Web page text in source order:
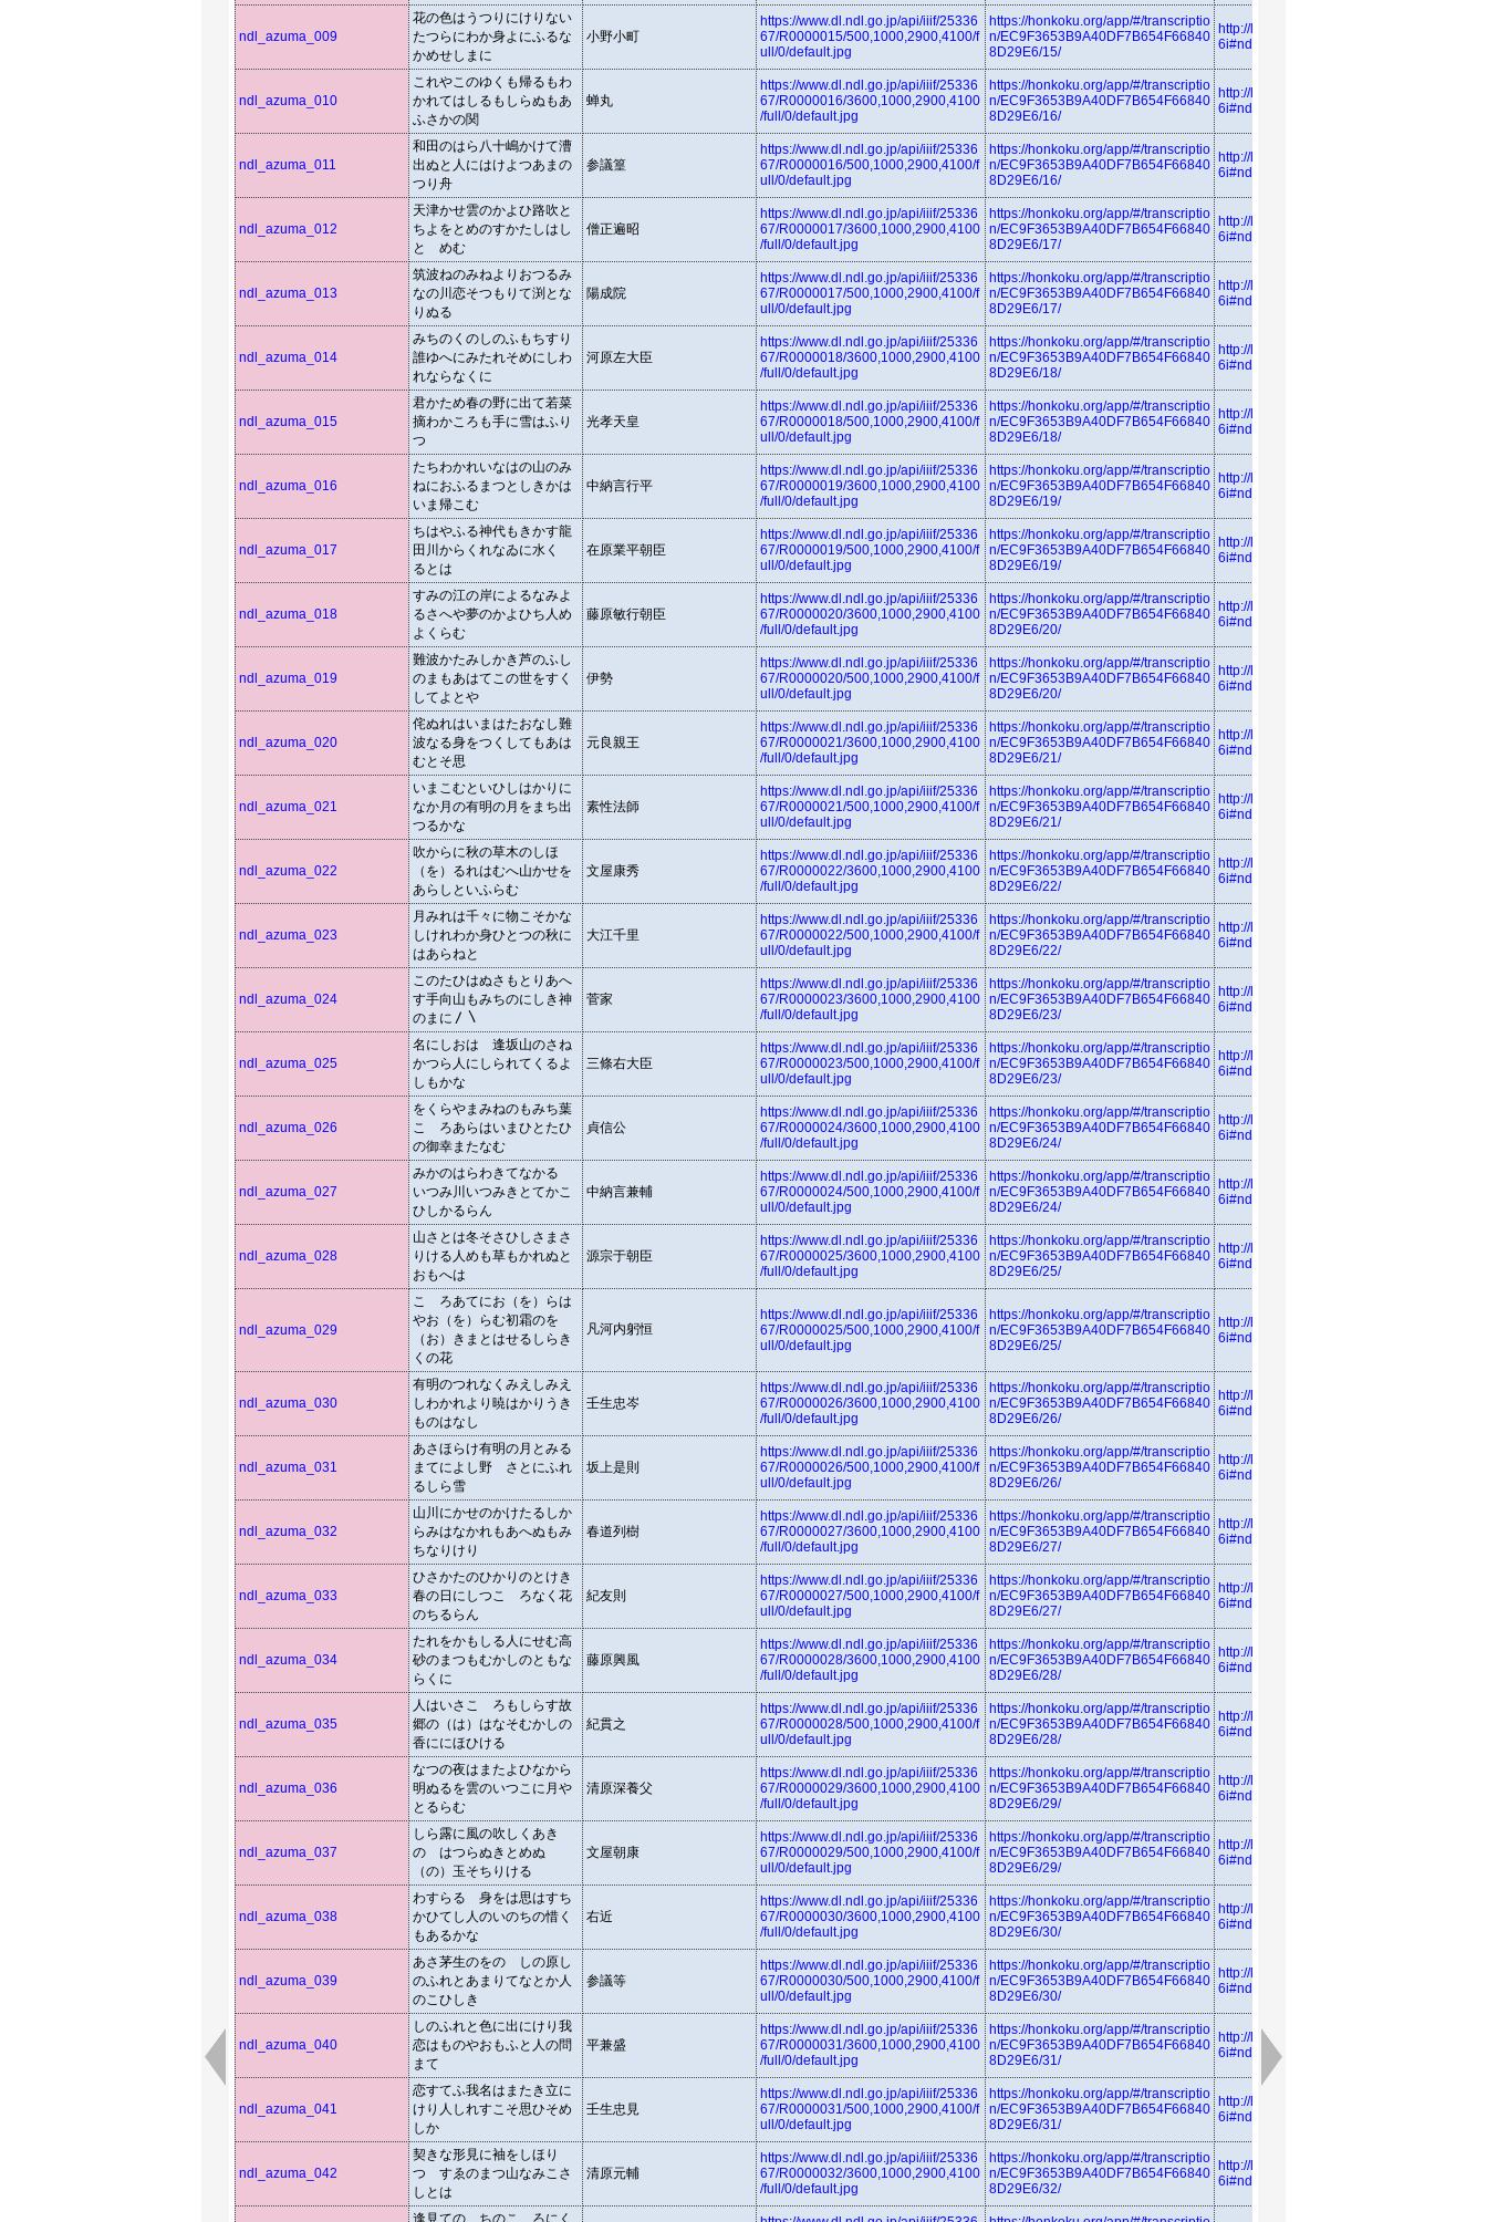
ndl_azuma_009
花の色はうつりにけりない
たつらにわか身よにふるな
かめせしまに
小野小町
https://www.dl.ndl.go.jp/api/iiif/25336
67/R0000015/500,1000,2900,4100/f
ull/0/default.jpg
https://honkoku.org/app/#/transcriptio
n/EC9F3653B9A40DF7B654F66840
8D29E6/15/
http://linkdata.org/resource/rdf1s683
6i#ndl_azuma
ndl_azuma_010
これやこのゆくも帰るもわ
かれてはしるもしらぬもあ
ふさかの関
蝉丸
https://www.dl.ndl.go.jp/api/iiif/25336
67/R0000016/3600,1000,2900,4100
/full/0/default.jpg
https://honkoku.org/app/#/transcriptio
n/EC9F3653B9A40DF7B654F66840
8D29E6/16/
http://linkdata.org/resource/rdf1s683
6i#ndl_azuma
ndl_azuma_011
和田のはら八十嶋かけて漕
出ぬと人にはけよつあまの
つり舟
参議篁
https://www.dl.ndl.go.jp/api/iiif/25336
67/R0000016/500,1000,2900,4100/f
ull/0/default.jpg
https://honkoku.org/app/#/transcriptio
n/EC9F3653B9A40DF7B654F66840
8D29E6/16/
http://linkdata.org/resource/rdf1s683
6i#ndl_azuma
ndl_azuma_012
天津かせ雲のかよひ路吹と
ちよをとめのすかたしはし
とゝめむ
僧正遍昭
https://www.dl.ndl.go.jp/api/iiif/25336
67/R0000017/3600,1000,2900,4100
/full/0/default.jpg
https://honkoku.org/app/#/transcriptio
n/EC9F3653B9A40DF7B654F66840
8D29E6/17/
http://linkdata.org/resource/rdf1s683
6i#ndl_azuma
ndl_azuma_013
筑波ねのみねよりおつるみ
なの川恋そつもりて渕とな
りぬる
陽成院
https://www.dl.ndl.go.jp/api/iiif/25336
67/R0000017/500,1000,2900,4100/f
ull/0/default.jpg
https://honkoku.org/app/#/transcriptio
n/EC9F3653B9A40DF7B654F66840
8D29E6/17/
http://linkdata.org/resource/rdf1s683
6i#ndl_azuma
ndl_azuma_014
みちのくのしのふもちすり
誰ゆへにみたれそめにしわ
れならなくに
河原左大臣
https://www.dl.ndl.go.jp/api/iiif/25336
67/R0000018/3600,1000,2900,4100
/full/0/default.jpg
https://honkoku.org/app/#/transcriptio
n/EC9F3653B9A40DF7B654F66840
8D29E6/18/
http://linkdata.org/resource/rdf1s683
6i#ndl_azuma
ndl_azuma_015
君かため春の野に出て若菜
摘わかころも手に雪はふり
つゝ
光孝天皇
https://www.dl.ndl.go.jp/api/iiif/25336
67/R0000018/500,1000,2900,4100/f
ull/0/default.jpg
https://honkoku.org/app/#/transcriptio
n/EC9F3653B9A40DF7B654F66840
8D29E6/18/
http://linkdata.org/resource/rdf1s683
6i#ndl_azuma
ndl_azuma_016
たちわかれいなはの山のみ
ねにおふるまつとしきかは
いま帰こむ
中納言行平
https://www.dl.ndl.go.jp/api/iiif/25336
67/R0000019/3600,1000,2900,4100
/full/0/default.jpg
https://honkoku.org/app/#/transcriptio
n/EC9F3653B9A40DF7B654F66840
8D29E6/19/
http://linkdata.org/resource/rdf1s683
6i#ndl_azuma
ndl_azuma_017
ちはやふる神代もきかす龍
田川からくれなゐに水くゝ
るとは
在原業平朝臣
https://www.dl.ndl.go.jp/api/iiif/25336
67/R0000019/500,1000,2900,4100/f
ull/0/default.jpg
https://honkoku.org/app/#/transcriptio
n/EC9F3653B9A40DF7B654F66840
8D29E6/19/
http://linkdata.org/resource/rdf1s683
6i#ndl_azuma
ndl_azuma_018
すみの江の岸によるなみよ
るさへや夢のかよひち人め
よくらむ
藤原敏行朝臣
https://www.dl.ndl.go.jp/api/iiif/25336
67/R0000020/3600,1000,2900,4100
/full/0/default.jpg
https://honkoku.org/app/#/transcriptio
n/EC9F3653B9A40DF7B654F66840
8D29E6/20/
http://linkdata.org/resource/rdf1s683
6i#ndl_azuma
ndl_azuma_019
難波かたみしかき芦のふし
のまもあはてこの世をすく
してよとや
伊勢
https://www.dl.ndl.go.jp/api/iiif/25336
67/R0000020/500,1000,2900,4100/f
ull/0/default.jpg
https://honkoku.org/app/#/transcriptio
n/EC9F3653B9A40DF7B654F66840
8D29E6/20/
http://linkdata.org/resource/rdf1s683
6i#ndl_azuma
ndl_azuma_020
侘ぬれはいまはたおなし難
波なる身をつくしてもあは
むとそ思
元良親王
https://www.dl.ndl.go.jp/api/iiif/25336
67/R0000021/3600,1000,2900,4100
/full/0/default.jpg
https://honkoku.org/app/#/transcriptio
n/EC9F3653B9A40DF7B654F66840
8D29E6/21/
http://linkdata.org/resource/rdf1s683
6i#ndl_azuma
ndl_azuma_021
いまこむといひしはかりに
なか月の有明の月をまち出
つるかな
素性法師
https://www.dl.ndl.go.jp/api/iiif/25336
67/R0000021/500,1000,2900,4100/f
ull/0/default.jpg
https://honkoku.org/app/#/transcriptio
n/EC9F3653B9A40DF7B654F66840
8D29E6/21/
http://linkdata.org/resource/rdf1s683
6i#ndl_azuma
ndl_azuma_022
吹からに秋の草木のしほ
（を）るれはむへ山かせを
あらしといふらむ
文屋康秀
https://www.dl.ndl.go.jp/api/iiif/25336
67/R0000022/3600,1000,2900,4100
/full/0/default.jpg
https://honkoku.org/app/#/transcriptio
n/EC9F3653B9A40DF7B654F66840
8D29E6/22/
http://linkdata.org/resource/rdf1s683
6i#ndl_azuma
ndl_azuma_023
月みれは千々に物こそかな
しけれわか身ひとつの秋に
はあらねと
大江千里
https://www.dl.ndl.go.jp/api/iiif/25336
67/R0000022/500,1000,2900,4100/f
ull/0/default.jpg
https://honkoku.org/app/#/transcriptio
n/EC9F3653B9A40DF7B654F66840
8D29E6/22/
http://linkdata.org/resource/rdf1s683
6i#ndl_azuma
ndl_azuma_024
このたひはぬさもとりあへ
す手向山もみちのにしき神
のまに〳〵
菅家
https://www.dl.ndl.go.jp/api/iiif/25336
67/R0000023/3600,1000,2900,4100
/full/0/default.jpg
https://honkoku.org/app/#/transcriptio
n/EC9F3653B9A40DF7B654F66840
8D29E6/23/
http://linkdata.org/resource/rdf1s683
6i#ndl_azuma
ndl_azuma_025
名にしおはゝ逢坂山のさね
かつら人にしられてくるよ
しもかな
三條右大臣
https://www.dl.ndl.go.jp/api/iiif/25336
67/R0000023/500,1000,2900,4100/f
ull/0/default.jpg
https://honkoku.org/app/#/transcriptio
n/EC9F3653B9A40DF7B654F66840
8D29E6/23/
http://linkdata.org/resource/rdf1s683
6i#ndl_azuma
ndl_azuma_026
をくらやまみねのもみち葉
こゝろあらはいまひとたひ
の御幸またなむ
貞信公
https://www.dl.ndl.go.jp/api/iiif/25336
67/R0000024/3600,1000,2900,4100
/full/0/default.jpg
https://honkoku.org/app/#/transcriptio
n/EC9F3653B9A40DF7B654F66840
8D29E6/24/
http://linkdata.org/resource/rdf1s683
6i#ndl_azuma
ndl_azuma_027
みかのはらわきてなかるゝ
いつみ川いつみきとてかこ
ひしかるらん
中納言兼輔
https://www.dl.ndl.go.jp/api/iiif/25336
67/R0000024/500,1000,2900,4100/f
ull/0/default.jpg
https://honkoku.org/app/#/transcriptio
n/EC9F3653B9A40DF7B654F66840
8D29E6/24/
http://linkdata.org/resource/rdf1s683
6i#ndl_azuma
ndl_azuma_028
山さとは冬そさひしさまさ
りける人めも草もかれぬと
おもへは
源宗于朝臣
https://www.dl.ndl.go.jp/api/iiif/25336
67/R0000025/3600,1000,2900,4100
/full/0/default.jpg
https://honkoku.org/app/#/transcriptio
n/EC9F3653B9A40DF7B654F66840
8D29E6/25/
http://linkdata.org/resource/rdf1s683
6i#ndl_azuma
ndl_azuma_029
こゝろあてにお（を）らは
やお（を）らむ初霜のを
（お）きまとはせるしらき
くの花
凡河内躬恒
https://www.dl.ndl.go.jp/api/iiif/25336
67/R0000025/500,1000,2900,4100/f
ull/0/default.jpg
https://honkoku.org/app/#/transcriptio
n/EC9F3653B9A40DF7B654F66840
8D29E6/25/
http://linkdata.org/resource/rdf1s683
6i#ndl_azuma
ndl_azuma_030
有明のつれなくみえしみえ
しわかれより暁はかりうき
ものはなし
壬生忠岑
https://www.dl.ndl.go.jp/api/iiif/25336
67/R0000026/3600,1000,2900,4100
/full/0/default.jpg
https://honkoku.org/app/#/transcriptio
n/EC9F3653B9A40DF7B654F66840
8D29E6/26/
http://linkdata.org/resource/rdf1s683
6i#ndl_azuma
ndl_azuma_031
あさほらけ有明の月とみる
まてによし野ゝさとにふれ
るしら雪
坂上是則
https://www.dl.ndl.go.jp/api/iiif/25336
67/R0000026/500,1000,2900,4100/f
ull/0/default.jpg
https://honkoku.org/app/#/transcriptio
n/EC9F3653B9A40DF7B654F66840
8D29E6/26/
http://linkdata.org/resource/rdf1s683
6i#ndl_azuma
ndl_azuma_032
山川にかせのかけたるしか
らみはなかれもあへぬもみ
ちなりけり
春道列樹
https://www.dl.ndl.go.jp/api/iiif/25336
67/R0000027/3600,1000,2900,4100
/full/0/default.jpg
https://honkoku.org/app/#/transcriptio
n/EC9F3653B9A40DF7B654F66840
8D29E6/27/
http://linkdata.org/resource/rdf1s683
6i#ndl_azuma
ndl_azuma_033
ひさかたのひかりのとけき
春の日にしつこゝろなく花
のちるらん
紀友則
https://www.dl.ndl.go.jp/api/iiif/25336
67/R0000027/500,1000,2900,4100/f
ull/0/default.jpg
https://honkoku.org/app/#/transcriptio
n/EC9F3653B9A40DF7B654F66840
8D29E6/27/
http://linkdata.org/resource/rdf1s683
6i#ndl_azuma
ndl_azuma_034
たれをかもしる人にせむ高
砂のまつもむかしのともな
らくに
藤原興風
https://www.dl.ndl.go.jp/api/iiif/25336
67/R0000028/3600,1000,2900,4100
/full/0/default.jpg
https://honkoku.org/app/#/transcriptio
n/EC9F3653B9A40DF7B654F66840
8D29E6/28/
http://linkdata.org/resource/rdf1s683
6i#ndl_azuma
ndl_azuma_035
人はいさこゝろもしらす故
郷の（は）はなそむかしの
香ににほひける
紀貫之
https://www.dl.ndl.go.jp/api/iiif/25336
67/R0000028/500,1000,2900,4100/f
ull/0/default.jpg
https://honkoku.org/app/#/transcriptio
n/EC9F3653B9A40DF7B654F66840
8D29E6/28/
http://linkdata.org/resource/rdf1s683
6i#ndl_azuma
ndl_azuma_036
なつの夜はまたよひなから
明ぬるを雲のいつこに月や
とるらむ
清原深養父
https://www.dl.ndl.go.jp/api/iiif/25336
67/R0000029/3600,1000,2900,4100
/full/0/default.jpg
https://honkoku.org/app/#/transcriptio
n/EC9F3653B9A40DF7B654F66840
8D29E6/29/
http://linkdata.org/resource/rdf1s683
6i#ndl_azuma
ndl_azuma_037
しら露に風の吹しくあき
のゝはつらぬきとめぬ
（の）玉そちりける
文屋朝康
https://www.dl.ndl.go.jp/api/iiif/25336
67/R0000029/500,1000,2900,4100/f
ull/0/default.jpg
https://honkoku.org/app/#/transcriptio
n/EC9F3653B9A40DF7B654F66840
8D29E6/29/
http://linkdata.org/resource/rdf1s683
6i#ndl_azuma
ndl_azuma_038
わすらるゝ身をは思はすち
かひてし人のいのちの惜く
もあるかな
右近
https://www.dl.ndl.go.jp/api/iiif/25336
67/R0000030/3600,1000,2900,4100
/full/0/default.jpg
https://honkoku.org/app/#/transcriptio
n/EC9F3653B9A40DF7B654F66840
8D29E6/30/
http://linkdata.org/resource/rdf1s683
6i#ndl_azuma
ndl_azuma_039
あさ茅生のをのゝしの原し
のふれとあまりてなとか人
のこひしき
参議等
https://www.dl.ndl.go.jp/api/iiif/25336
67/R0000030/500,1000,2900,4100/f
ull/0/default.jpg
https://honkoku.org/app/#/transcriptio
n/EC9F3653B9A40DF7B654F66840
8D29E6/30/
http://linkdata.org/resource/rdf1s683
6i#ndl_azuma
ndl_azuma_040
しのふれと色に出にけり我
恋はものやおもふと人の問
まて
平兼盛
https://www.dl.ndl.go.jp/api/iiif/25336
67/R0000031/3600,1000,2900,4100
/full/0/default.jpg
https://honkoku.org/app/#/transcriptio
n/EC9F3653B9A40DF7B654F66840
8D29E6/31/
http://linkdata.org/resource/rdf1s683
6i#ndl_azuma
ndl_azuma_041
恋すてふ我名はまたき立に
けり人しれすこそ思ひそめ
しか
壬生忠見
https://www.dl.ndl.go.jp/api/iiif/25336
67/R0000031/500,1000,2900,4100/f
ull/0/default.jpg
https://honkoku.org/app/#/transcriptio
n/EC9F3653B9A40DF7B654F66840
8D29E6/31/
http://linkdata.org/resource/rdf1s683
6i#ndl_azuma
ndl_azuma_042
契きな形見に袖をしほり
つゝすゑのまつ山なみこさ
しとは
清原元輔
https://www.dl.ndl.go.jp/api/iiif/25336
67/R0000032/3600,1000,2900,4100
/full/0/default.jpg
https://honkoku.org/app/#/transcriptio
n/EC9F3653B9A40DF7B654F66840
8D29E6/32/
http://linkdata.org/resource/rdf1s683
6i#ndl_azuma
逢見てのゝちのこゝろにく